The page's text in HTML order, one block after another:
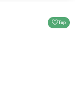
Top